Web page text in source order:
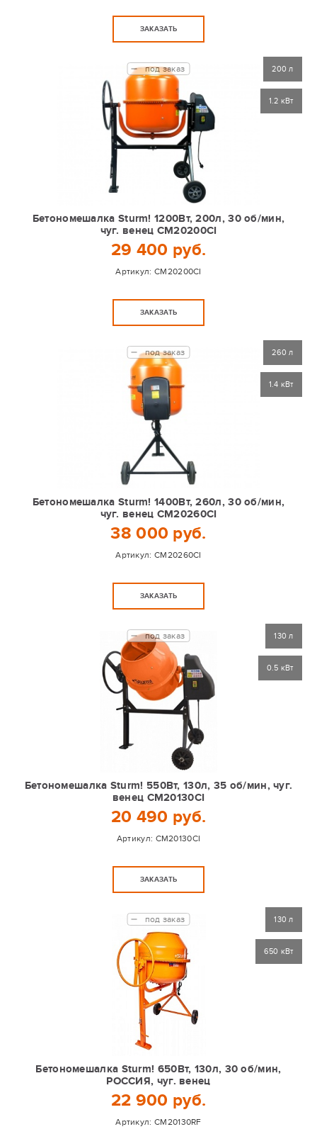
ЗАКАЗАТЬ
Бетономешалка Sturm! 1200Вт, 200л, 30 об/мин,
чуг. венец CM20200CI
29 400 руб.
Артикул: CM20200CI
под заказ
ЗАКАЗАТЬ
200 л
1.2 кВт
Бетономешалка Sturm! 1400Вт, 260л, 30 об/мин,
чуг. венец CM20260CI
38 000 руб.
Артикул: CM20260CI
под заказ
ЗАКАЗАТЬ
260 л
1.4 кВт
Бетономешалка Sturm! 550Вт, 130л, 35 об/мин, чуг.
венец CM20130CI
20 490 руб.
Артикул: CM20130CI
под заказ
ЗАКАЗАТЬ
130 л
0.5 кВт
Бетономешалка Sturm! 650Вт, 130л, 30 об/мин,
РОССИЯ, чуг. венец
22 900 руб.
Артикул: CM20130RF
под заказ 130 л
650 кВт